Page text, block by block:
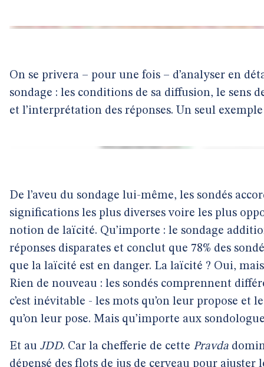
On se privera – pour une fois – d’analyser en
sondage : les conditions de sa diffusion, le sens
et l’interprétation des réponses. Un seul
De l’aveu du sondage lui-même, les sondés
significations les plus diverses voire les plus
notion de laïcité. Qu’importe : le sondage
réponses disparates et conclut que 78% des
que la laïcité est en danger. La laïcité ? Oui,
Rien de nouveau : les sondés comprennent
c’est inévitable - les mots qu’on leur propose et
qu’on leur pose. Mais qu’importe aux
Et au JDD. Car la chefferie de cette Pravda
dépensé des flots de jus de cerveau pour ajuster